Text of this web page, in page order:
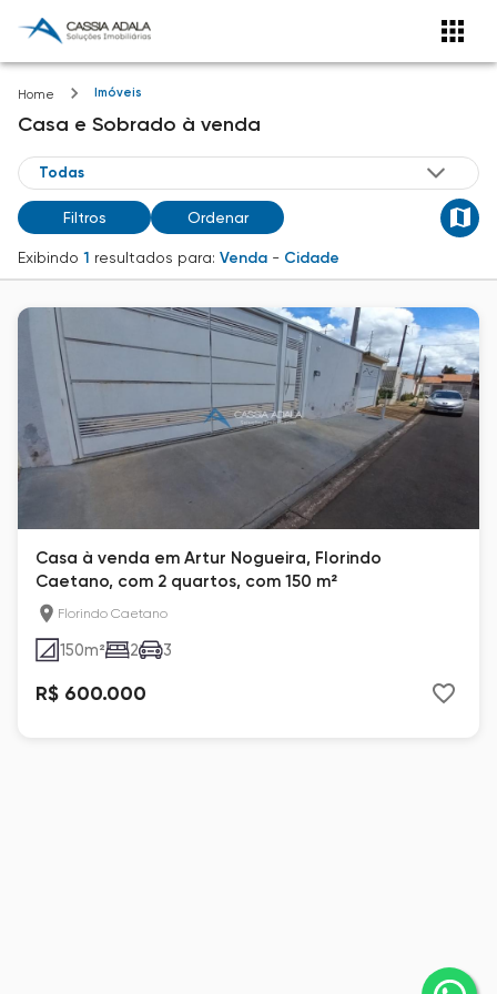
Home Imóveis
Casa e Sobrado à venda
Filtros Ordenar
Exibindo 1 resultados para: Venda - Cidade
Casa à venda em Artur Nogueira, Florindo
Caetano, com 2 quartos, com 150 m²
Florindo Caetano
150m² 2 3
R$ 600.000